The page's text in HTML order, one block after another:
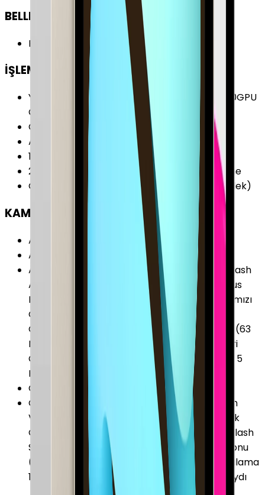
BELLEK & DEPOLAMA
Bellek (RAM)
İŞLEMCİ
Yonga Seti (Chipset)
Apple M4 Çip (9CPU/10GPU
Çekirdeği)
CPU Çekirdeği
9 Çekirdek
Ana İşlemci (CPU)
3 x Performans Çekirdeği
1. Yardımcı İşlemci
6 x Verimlilik Çekirdeği
2. Yardımcı İşlemci
16 Çekirdekli Neural Engine
Grafik İşlemcisi (GPU)
Apple GPU (10-Çekirdek)
KAMERA
Arka Kamera
Arka Kamera Çözünürlüğü
12.0 MP
Arka Kamera Özellikleri
Adaptif True Tone Flash
Akıllı HDR 4 Apple ProRes f/1.8 Diyafram Focus
Pixels Özelliğine Sahip Otomatik Netleme Kırmızı
Göz (Red-eye) Düzeltme Konum Etiketleme
Otomatik Görüntü Stabilizasyonu Panorama (63
MP’ye kadar) Safir Kristal Mercek Kapağı Seri
Çekim Modu 4K Video Kaydı 5 Elementli Lens 5
Kata Kadar Dijital Zoom
Ön Kamera
Ön Kamera Özellikleri
Akıllı HDR 4 Hızlı Çekim
Video Stabilizasyonu Lens Düzeltme Otomatik
Görüntü Stabilizasyonu Portre Modu Retina Flash
Seri Çekim Modu Sinematik video stabilizasyonu
(1080p ve 720p) TrueDepth Camera Yüz Algılama
12MP ƒ/2.4 Ultra Geniş Açı 1080p HD Video Kaydı